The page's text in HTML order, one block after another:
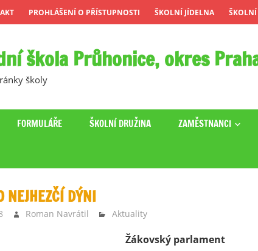
PROHLÁŠENÍ O PŘÍSTUPNOSTI ŠKOLNÍ JÍDELNA
škola Průhonice, okres
školy
FORMULÁŘE ŠKOLNÍ DRUŽINA ZAMĚSTNANCI
NEJHEZČÍ DÝNI
Roman Navrátil Aktuality
Žákovský parlament